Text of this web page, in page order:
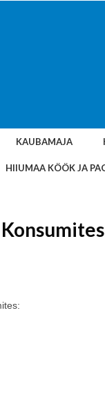
KAUBAMAJA
HIIUMAA KÖÖK JA